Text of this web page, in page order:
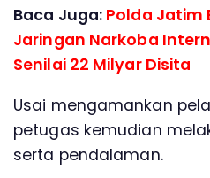
Baca Juga: Polda Jatim
Jaringan Narkoba
Senilai 22 Milyar Disita
Usai mengamankan
petugas kemudian
serta pendalaman.